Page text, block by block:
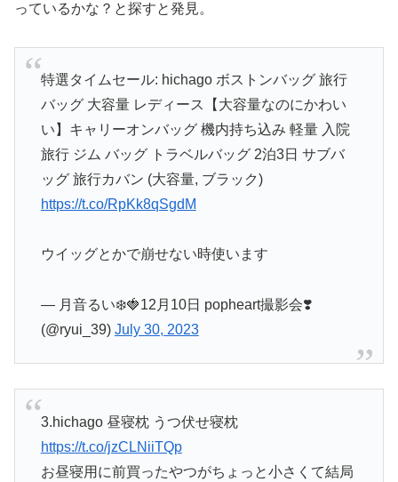
っているかな？と探すと発見。
特選タイムセール: hichago ボストンバッグ 旅行
バッグ 大容量 レディース【大容量なのにかわい
い】キャリーオンバッグ 機内持ち込み 軽量 入院
旅行 ジム バッグ トラベルバッグ 2泊3日 サブバ
ッグ 旅行カバン (大容量, ブラック)
https://t.co/RpKk8qSgdM
ウイッグとかで崩せない時使います
— 月音るい❄️🍓12月10日 popheart撮影会❣️
(@ryui_39) July 30, 2023
3.hichago 昼寝枕 うつ伏せ寝枕
https://t.co/jzCLNiiTQp
お昼寝用に前買ったやつがちょっと小さくて結局